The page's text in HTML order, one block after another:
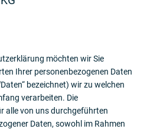
möchten wir Sie
Ihrer personenbezogenen Daten
bezeichnet) wir zu welchen
verarbeiten. Die
alle von uns durchgeführten
Daten, sowohl im Rahmen